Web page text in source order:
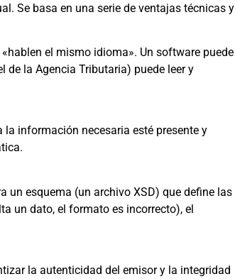
Se basa en una serie de ventajas técnicas y
el mismo idioma». Un software puede
la Agencia Tributaria) puede leer y
información necesaria esté presente y
un esquema (un archivo XSD) que define las
un dato, el formato es incorrecto), el
la autenticidad del emisor y la integridad